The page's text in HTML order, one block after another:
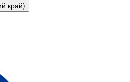
край)